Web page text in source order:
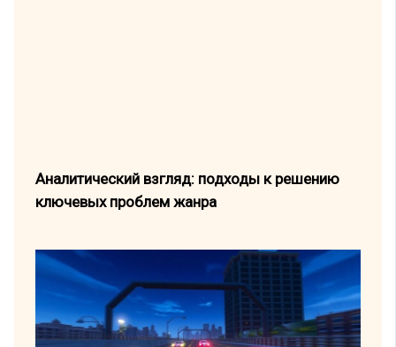
Аналитический взгляд: подходы к решению
ключевых проблем жанра